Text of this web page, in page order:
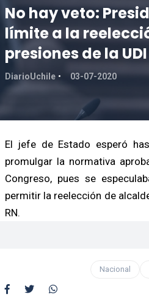
No hay veto:
límite a la
presiones de la UDI
DiarioUchile 03-07-2020
El jefe de Estado esperó
promulgar la normativa
Congreso, pues se
permitir la reelección de
RN.
Nacional